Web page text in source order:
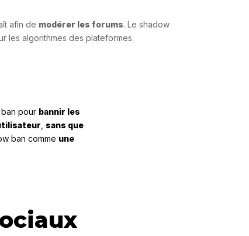
afin de modérer les forums. Le shadow
les algorithmes des plateformes.
ban pour bannir les
sans que
ban comme une